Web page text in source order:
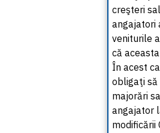
creşteri
angajatori
veniturile
că
În acest
obligaţi să
majorări
angajator
modificării